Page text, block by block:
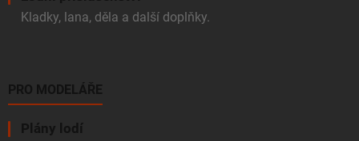
Kladky, lana, děla a další doplňky.
PRO MODELÁŘE
Plány lodí